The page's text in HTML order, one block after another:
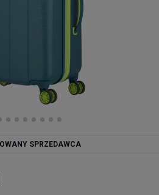
SPRZEDAWCA